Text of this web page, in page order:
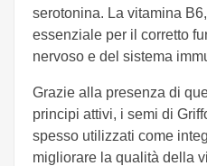
serotonina. La vitamina
essenziale per il corretto
nervoso e del sistema
Grazie alla presenza di
principi attivi, i semi di
spesso utilizzati come
migliorare la qualità della